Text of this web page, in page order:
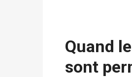
Quand
sont